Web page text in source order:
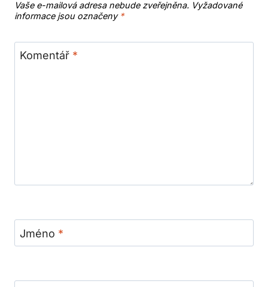
Vaše e-mailová adresa nebude zveřejněna. Vyžadované
informace jsou označeny *
Komentář *
Jméno *